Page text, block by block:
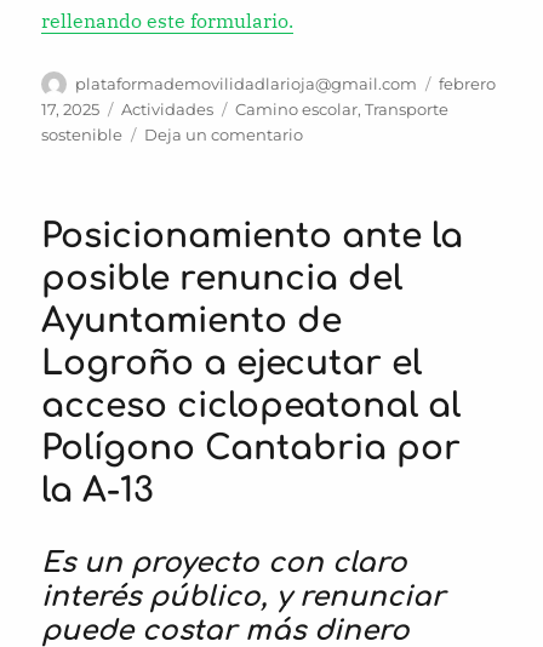
rellenando este formulario.
Autor
plataformademovilidadlarioja@gmail.com
Publicado
el
febrero
17, 2025
Categorías
Actividades Etiquetas
Camino escolar,Transporte
sostenible
Deja un comentarioen
Vianants
Mallorca
organizan
seminario
web
sobre
CAMINOS
ESCOLARES
Posicionamiento ante la
posible renuncia del
Ayuntamiento de
Logroño a ejecutar el
acceso ciclopeatonal al
Polígono Cantabria por
la A-13
Es un proyecto con claro
interés público, y renunciar
puede costar más dinero